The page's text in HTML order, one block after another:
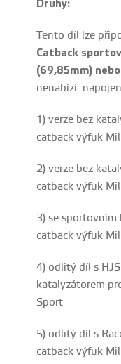
Druhy:
Tento díl lze
Catback
(69,85mm)
nenabízí
1) verze bez
catback výfuk
2) verze bez
catback výfuk
3) se sportovním
catback výfuk
4) odlitý díl s
katalyzátorem
Sport
5) odlitý díl s
catback výfuk